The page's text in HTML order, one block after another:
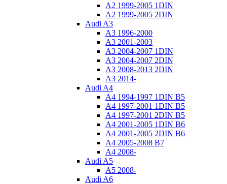
A2 1999-2005 1DIN
A2 1999-2005 2DIN
Audi A3
A3 1996-2000
A3 2001-2003
A3 2004-2007 1DIN
A3 2004-2007 2DIN
A3 2008-2013 2DIN
A3 2014-
Audi A4
A4 1994-1997 1DIN B5
A4 1997-2001 1DIN B5
A4 1997-2001 2DIN B5
A4 2001-2005 1DIN B6
A4 2001-2005 2DIN B6
A4 2005-2008 B7
A4 2008-
Audi A5
A5 2008-
Audi A6